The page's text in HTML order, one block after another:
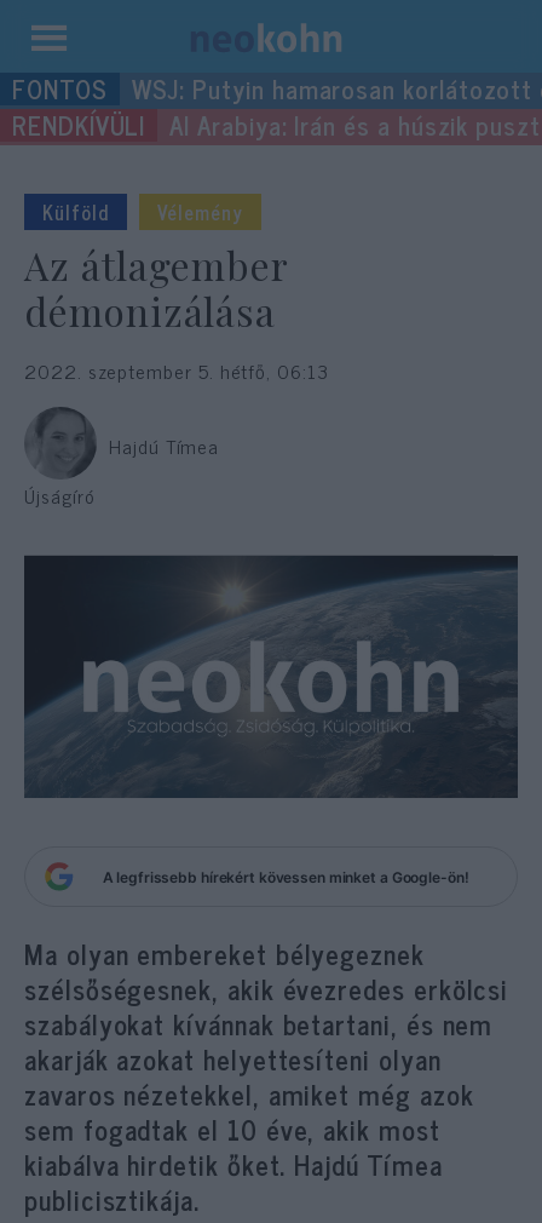
Kilépés
a
tartalomba
WSJ: Putyin hamarosan
Al Arabiya: Irán és a húszik
Külföld Vélemény
Az átlagember
démonizálása
2022. szeptember 5. hétfő, 06:13
Hajdú Tímea
Újságíró
A legfrissebb hírekért kövessen minket a Google-ön!
Ma olyan embereket bélyegeznek
szélsőségesnek, akik évezredes erkölcsi
szabályokat kívánnak betartani, és nem
akarják azokat helyettesíteni olyan
zavaros nézetekkel, amiket még azok
sem fogadtak el 10 éve, akik most
kiabálva hirdetik őket. Hajdú Tímea
publicisztikája.